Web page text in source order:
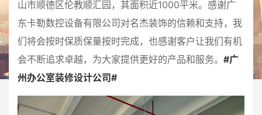
山市顺德区伦教顺汇园，其面积近1000平米。感谢广
东卡勒数控设备有限公司对名杰装饰的信赖和支持，我
们将会按时保质保量按时完成，也感谢客户让我们有机
会不断追求卓越，为大家提供更好的产品和服务。 #广
州办公室装修设计公司#